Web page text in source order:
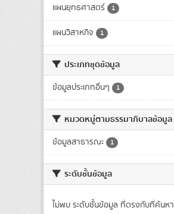
แผนยุทธศาสตร์ 1
แผนวิสาหกิจ 1
ประเภทชุดข้อมูล
ข้อมูลประเภทอื่นๆ 1
หมวดหมู่ตามธรรมาภิบาลข้อมูล
ข้อมูลสาธารณะ 1
ระดับชั้นข้อมูล
ไม่พบ ระดับชั้นข้อมูล ที่ตรงกับที่ค้นหา